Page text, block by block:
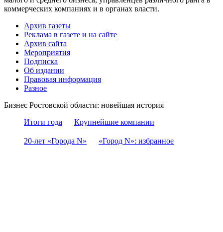
коммерческих компаниях и в органах власти.
Архив газеты
Реклама в газете и на сайте
Архив сайта
Мероприятия
Подписка
Об издании
Правовая информация
Разное
Бизнес Ростовской области: новейшая история
Итоги года
Крупнейшие компании
20-лет «Города N» «Город N»: избранное